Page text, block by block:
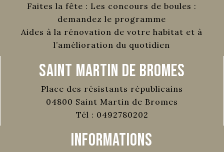
Faites la fête : Les concours de boules :
demandez le programme
Aides à la rénovation de votre habitat et à
l’amélioration du quotidien
Saint Martin de Bromes
Place des résistants républicains
04800 Saint Martin de Bromes
Tél : 0492780202
Informations